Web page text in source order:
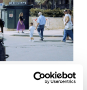
in
Gordon B.